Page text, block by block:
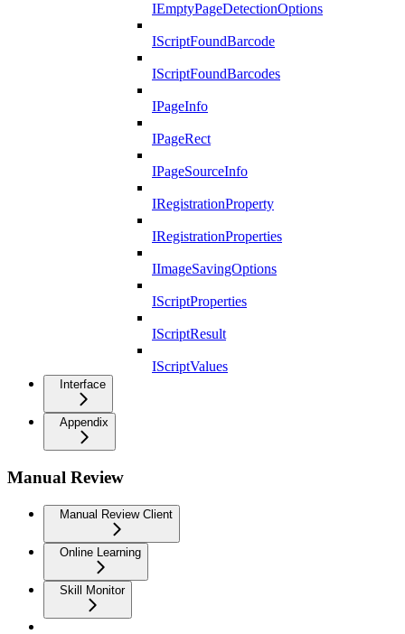
IEmptyPageDetectionOptions
IScriptFoundBarcode
IScriptFoundBarcodes
IPageInfo
IPageRect
IPageSourceInfo
IRegistrationProperty
IRegistrationProperties
IImageSavingOptions
IScriptProperties
IScriptResult
IScriptValues
Interface
Appendix
Manual Review
Manual Review Client
Online Learning
Skill Monitor